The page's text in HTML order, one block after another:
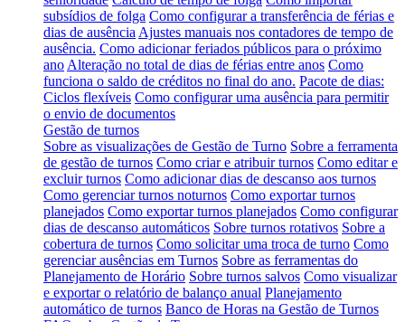
subsídios de folga Como configurar a transferência de férias e
dias de ausência Ajustes manuais nos contadores de tempo de
ausência. Como adicionar feriados públicos para o próximo
ano Alteração no total de dias de férias entre anos Como
funciona o saldo de créditos no final do ano. Pacote de dias:
Ciclos flexíveis Como configurar uma ausência para permitir
o envio de documentos
Gestão de turnos
Sobre as visualizações de Gestão de Turno Sobre a ferramenta
de gestão de turnos Como criar e atribuir turnos Como editar e
excluir turnos Como adicionar dias de descanso aos turnos
Como gerenciar turnos noturnos Como exportar turnos
planejados Como exportar turnos planejados Como configurar
dias de descanso automáticos Sobre turnos rotativos Sobre a
cobertura de turnos Como solicitar uma troca de turno Como
gerenciar ausências em Turnos Sobre as ferramentas do
Planejamento de Horário Sobre turnos salvos Como visualizar
e exportar o relatório de balanço anual Planejamento
automático de turnos Banco de Horas na Gestão de Turnos